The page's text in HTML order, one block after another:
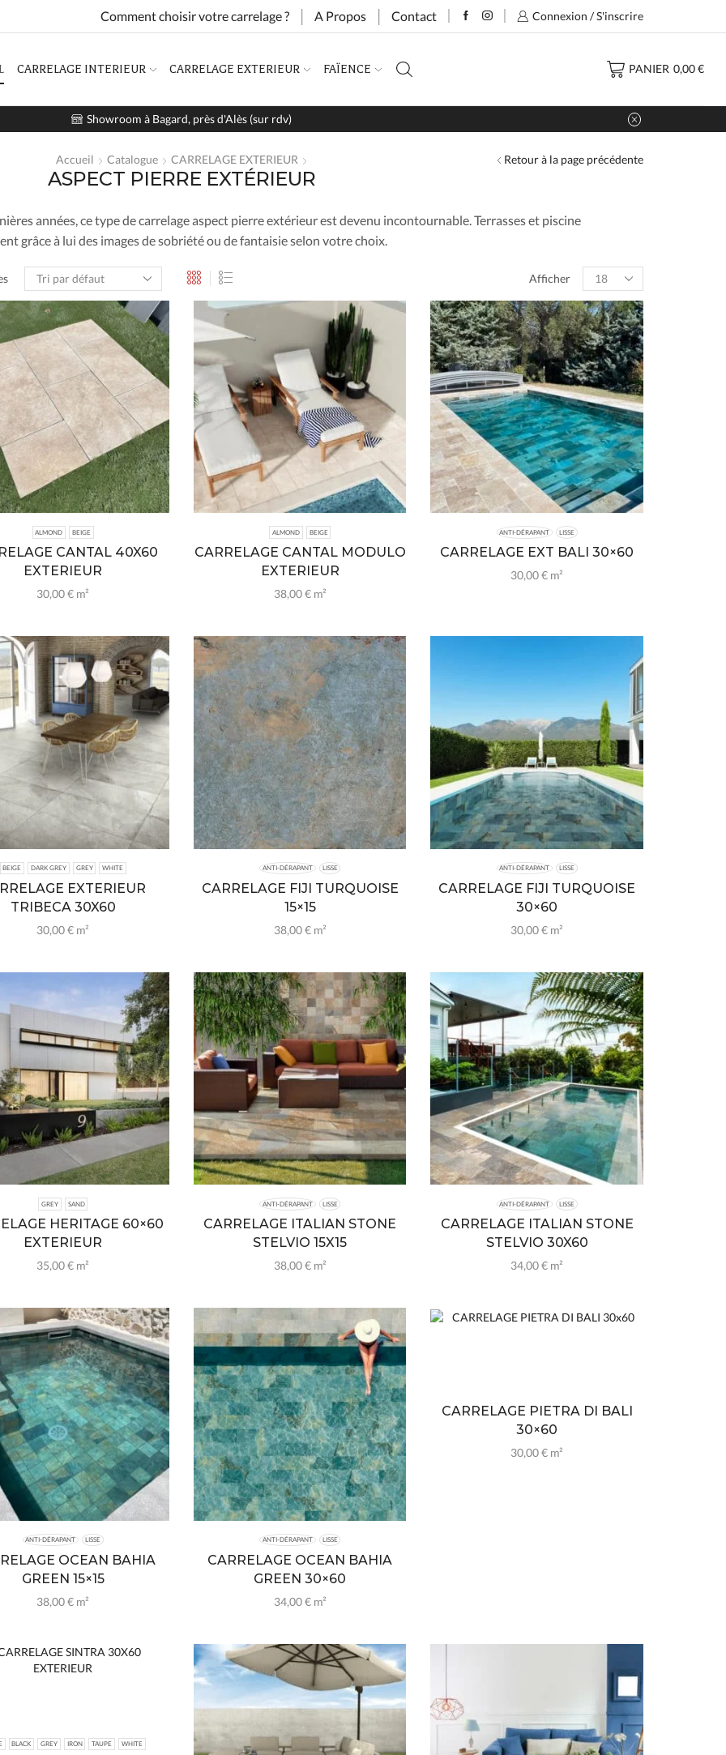
Comment choisir votre carrelage ? A Propos Contact Connexion / S'inscrire
CARRELAGE INTERIEUR CARRELAGE EXTERIEUR FAÏENCE PANIER 0,00€
Showroom à Bagard, près d'Alès (sur rdv)
Accueil Catalogue CARRELAGE EXTERIEUR
ASPECT PIERRE EXTÉRIEUR
Retour à la page précédente
années, ce type de carrelage aspect pierre extérieur est devenu incontournable. Terrasses et piscine
grâce à lui des images de sobriété ou de fantaisie selon votre choix.
Afficher
Products
per
page
ALMOND BEIGE
CANTAL 40X60
EXTERIEUR
30,00€ m²
ALMOND BEIGE
CARRELAGE CANTAL MODULO
EXTERIEUR
38,00€m²
ANTI-DÉRAPANT LISSE
CARRELAGE EXT BALI 30×60
30,00€ m²
BEIGE DARK GREY GREY WHITE
EXTERIEUR
TRIBECA 30X60
30,00€ m²
ANTI-DÉRAPANT LISSE
CARRELAGE FIJI TURQUOISE
15×15
38,00€m²
ANTI-DÉRAPANT LISSE
CARRELAGE FIJI TURQUOISE
30×60
30,00€ m²
GREY SAND
HERITAGE 60×60
EXTERIEUR
35,00€ m²
ANTI-DÉRAPANT LISSE
CARRELAGE ITALIAN STONE
STELVIO 15X15
38,00€m²
ANTI-DÉRAPANT LISSE
CARRELAGE ITALIAN STONE
STELVIO 30X60
34,00€ m²
ANTI-DÉRAPANT LISSE
OCEAN BAHIA
GREEN 15×15
38,00€ m²
ANTI-DÉRAPANT LISSE
CARRELAGE OCEAN BAHIA
GREEN 30×60
34,00€m²
CARRELAGE PIETRA DI BALI
30×60
30,00€ m²
BLACK GREY IRON TAUPE WHITE